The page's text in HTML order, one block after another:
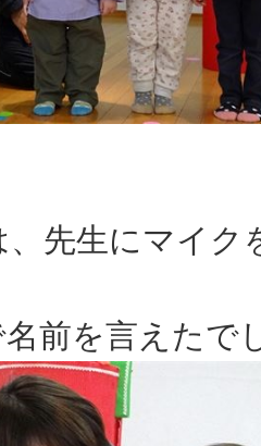
先生にマイク
前を言えたで